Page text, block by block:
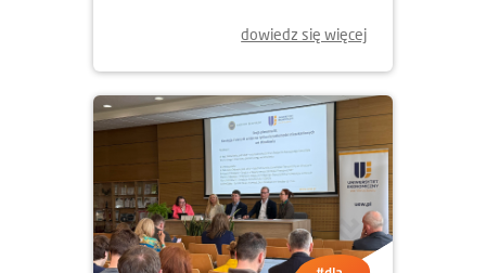
dowiedz się więcej